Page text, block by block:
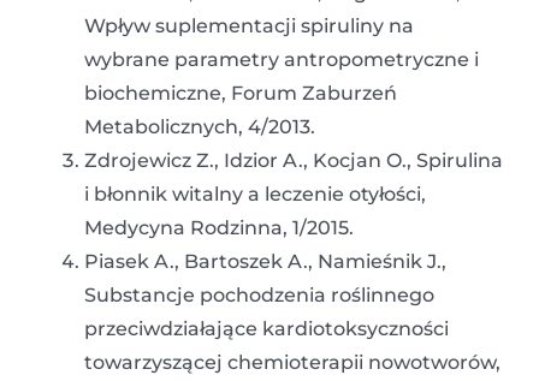
Wpływ suplementacji spiruliny na
wybrane parametry antropometryczne i
biochemiczne, Forum Zaburzeń
Metabolicznych, 4/2013.
Zdrojewicz Z., Idzior A., Kocjan O., Spirulina
i błonnik witalny a leczenie otyłości,
Medycyna Rodzinna, 1/2015.
Piasek A., Bartoszek A., Namieśnik J.,
Substancje pochodzenia roślinnego
przeciwdziałające kardiotoksyczności
towarzyszącej chemioterapii nowotworów,